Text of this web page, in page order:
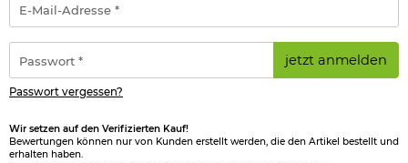
Mail-
Adresse
*
jetzt anmelden
Passwort vergessen?
Wir setzen auf den Verifizierten Kauf!
Bewertungen können nur von Kunden erstellt werden, die den Artikel bestellt und
erhalten haben.